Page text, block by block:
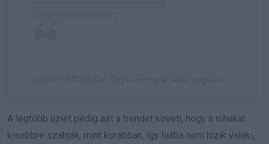
A legtöbb üzlet pedig azt a trendet követi, hogy a ruhákat
kisebbre szabják, mint korábban, így hiába nem hízik valaki,